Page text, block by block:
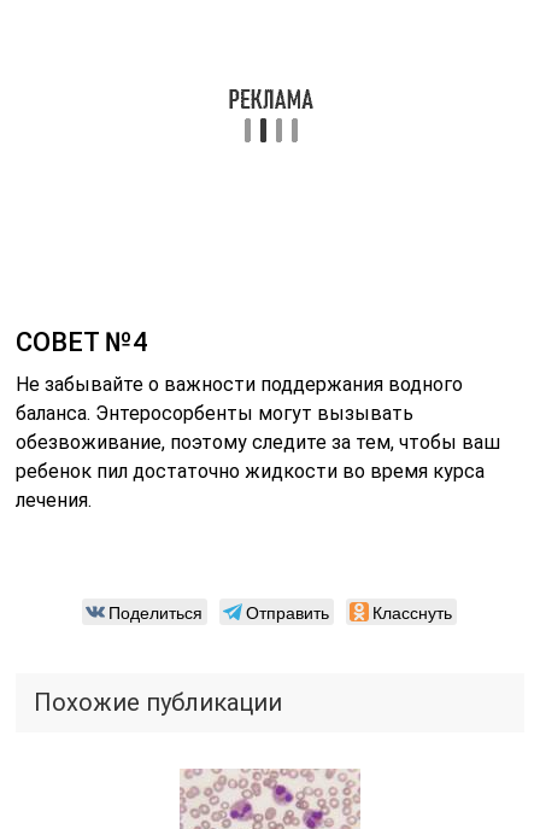
СОВЕТ №4
Не забывайте о важности поддержания водного
баланса. Энтеросорбенты могут вызывать
обезвоживание, поэтому следите за тем, чтобы ваш
ребенок пил достаточно жидкости во время курса
лечения.
Поделиться Отправить Класснуть
Похожие публикации